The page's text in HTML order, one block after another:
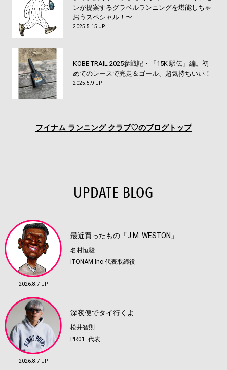
ンが提案するグラベルランニングを堪能しちゃ
おうスペシャル！〜
2025.5.15 UP
KOBE TRAIL 2025参戦記・「15K 駅伝」編。初
めてのレースで完走＆ゴール、超気持ちいい！
2025.5.9 UP
フイナム ランニング クラブ♡のブログトップ
UPDATE BLOG
2026.8.7 UP
最近買ったもの「J.M. WESTON」
名村恒毅
ITONAM Inc.代表取締役
2026.8.7 UP
深夜便でタイ行くよ
松井智則
PR01. 代表